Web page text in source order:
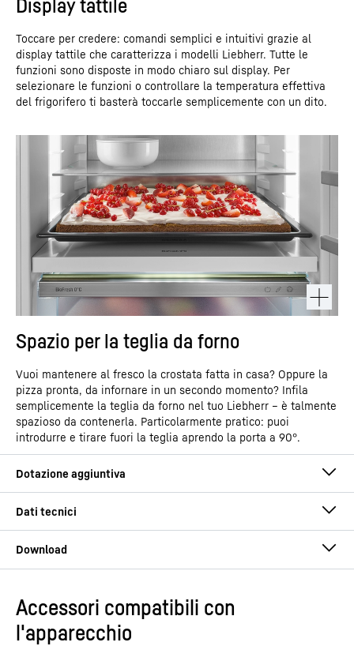
Toccare per credere: comandi semplici e intuitivi grazie al
display tattile che caratterizza i modelli Liebherr. Tutte le
funzioni sono disposte in modo chiaro sul display. Per
selezionare le funzioni o controllare la temperatura effettiva
del frigorifero ti basterà toccarle semplicemente con un dito.
Spazio per la teglia da forno
Vuoi mantenere al fresco la crostata fatta in casa? Oppure la
pizza pronta, da infornare in un secondo momento? Infila
semplicemente la teglia da forno nel tuo Liebherr – è talmente
spazioso da contenerla. Particolarmente pratico: puoi
introdurre e tirare fuori la teglia aprendo la porta a 90°.
Gruppo di prodotti
Istruzioni per l’uso
Accessori compatibili con
l'apparecchio